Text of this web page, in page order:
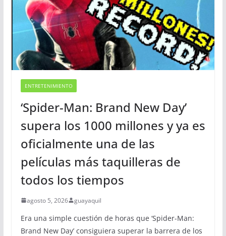
ENTRETENIMIENTO
‘Spider-Man: Brand New Day’
supera los 1000 millones y ya es
oficialmente una de las
películas más taquilleras de
todos los tiempos
agosto 5, 2026 guayaquil
Era una simple cuestión de horas que ‘Spider-Man:
Brand New Day’ consiguiera superar la barrera de los